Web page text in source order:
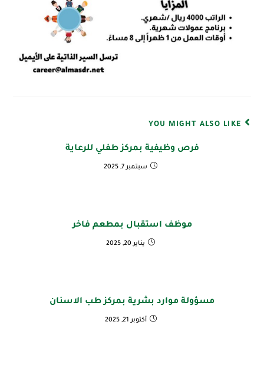
YOU MIGHT ALSO LIKE
فرص وظيفية بمركز طفلي للرعاية
سبتمبر 7, 2025
موظف استقبال بمطعم فاخر
يناير 20, 2025
مسؤولة موارد بشرية بمركز طب الاسنان
أكتوبر 21, 2025